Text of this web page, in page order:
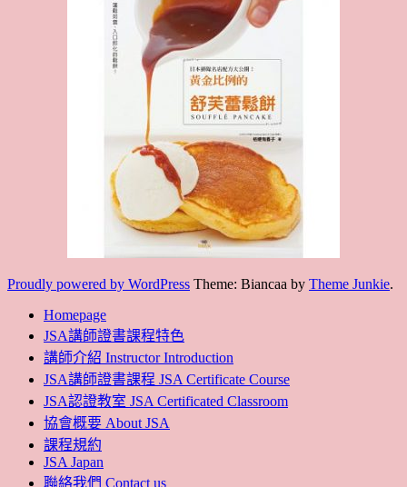
Proudly powered by WordPress Theme: Biancaa by Theme Junkie.
Homepage
JSA講師證書課程特色
講師介紹 Instructor Introduction
JSA講師證書課程 JSA Certificate Course
JSA認證教室 JSA Certificated Classroom
協會概要 About JSA
課程規約
JSA Japan
聯絡我們 Contact us